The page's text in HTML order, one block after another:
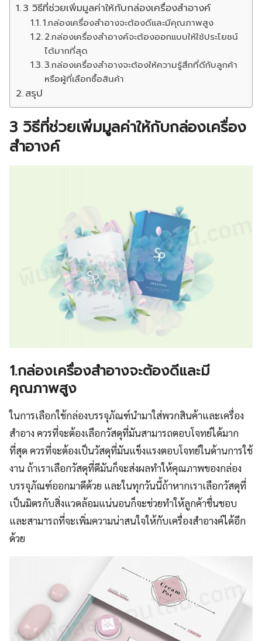
3 วิธีที่ช่วยเพิ่มมูลค่าให้กับกล่องเครื่องสำอางค์
1.กล่องเครื่องสำอางจะต้องดีและมีคุณภาพสูง
2.กล่องเครื่องสำอางค์จะต้องออกแบบให้ใช้ประโยชน์
ได้มากที่สุด
3.กล่องเครื่องสำอางจะต้องให้ความรู้สึกที่ดีกับลูกค้า
หรือผู้ที่เลือกซื้อสินค้า
สรุป
3 วิธีที่ช่วยเพิ่มมูลค่าให้กับกล่องเครื่อง
สำอางค์
1.กล่องเครื่องสำอางจะต้องดีและมี
คุณภาพสูง
ในการเลือกใช้กล่องบรรจุภัณฑ์นำมาใส่พวกสินค้าและเครื่อง
สำอาง ควรที่จะต้องเลือกวัสดุที่มันสามารถตอบโจทย์ได้มาก
ที่สุด ควรที่จะต้องเป็นวัสดุที่มันแข็งแรงตอบโจทย์ในด้านการใช้
งาน ถ้าเราเลือกวัสดุที่ดีมันก็จะส่งผลทำให้คุณภาพของกล่อง
บรรจุภัณฑ์ออกมาดีด้วย และในทุกวันนี้ถ้าหากเราเลือกวัสดุที่
เป็นมิตรกับสิ่งแวดล้อมแน่นอนก็จะช่วยทำให้ลูกค้าชื่นชอบ
และสามารถที่จะเพิ่มความน่าสนใจให้กับเครื่องสำอางค์ได้อีก
ด้วย